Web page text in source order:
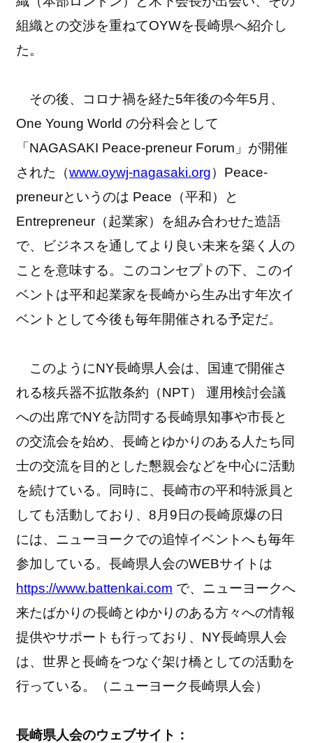
組織との交渉を重ねてOYWを長崎県へ紹介し
た。
その後、コロナ禍を経た5年後の今年5月、
One Young World の分科会として
「NAGASAKI Peace-preneur Forum」が開催
された（www.oywj-nagasaki.org）Peace-
preneurというのは Peace（平和）と
Entrepreneur（起業家）を組み合わせた造語
で、ビジネスを通してより良い未来を築く人の
ことを意味する。このコンセプトの下、このイ
ベントは平和起業家を長崎から生み出す年次イ
ベントとして今後も毎年開催される予定だ。
このようにNY長崎県人会は、国連で開催さ
れる核兵器不拡散条約（NPT） 運用検討会議
への出席でNYを訪問する長崎県知事や市長と
の交流会を始め、長崎とゆかりのある人たち同
士の交流を目的とした懇親会などを中心に活動
を続けている。同時に、長崎市の平和特派員と
しても活動しており、8月9日の長崎原爆の日
には、ニューヨークでの追悼イベントへも毎年
参加している。長崎県人会のWEBサイトは
https://www.battenkai.com で、ニューヨークへ
来たばかりの長崎とゆかりのある方々への情報
提供やサポートも行っており、NY長崎県人会
は、世界と長崎をつなぐ架け橋としての活動を
行っている。（ニューヨーク長崎県人会）
長崎県人会のウェブサイト：